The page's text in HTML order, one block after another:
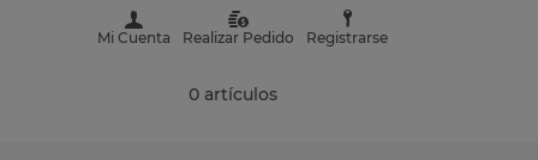
Mi Cuenta Realizar Pedido Registrarse
0 artículos